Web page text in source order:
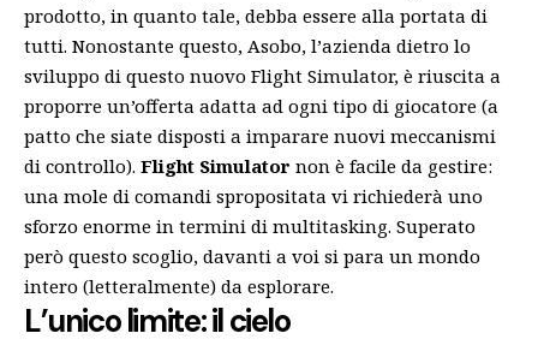
prodotto, in quanto tale, debba essere alla portata di
tutti. Nonostante questo, Asobo, l’azienda dietro lo
sviluppo di questo nuovo Flight Simulator, è riuscita a
proporre un’offerta adatta ad ogni tipo di giocatore (a
patto che siate disposti a imparare nuovi meccanismi
di controllo). Flight Simulator non è facile da gestire:
una mole di comandi spropositata vi richiederà uno
sforzo enorme in termini di multitasking. Superato
però questo scoglio, davanti a voi si para un mondo
intero (letteralmente) da esplorare.
L’unico limite: il cielo